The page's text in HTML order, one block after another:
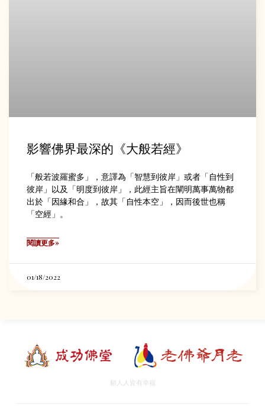
影響佛界最深的《大般若經》
「般若波羅蜜多」，意譯為「智慧到彼岸」或者「自性到
彼岸」以及「明度到彼岸」，此經主旨在闡明萬事萬物都
出於「因緣和合」，故其「自性本空」，因而後世也稱
「空經」。
閱讀更多»
01/18/2022
願人人皆有幸福